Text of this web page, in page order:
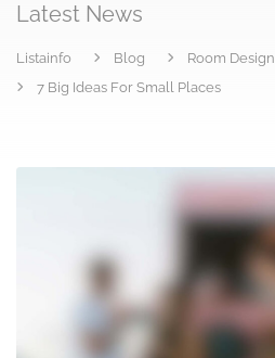
Latest News
Listainfo Blog
Room Design
7 Big Ideas For Small Places